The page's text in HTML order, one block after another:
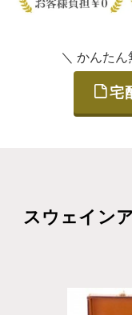
＼ かんた
宅
スウェイン